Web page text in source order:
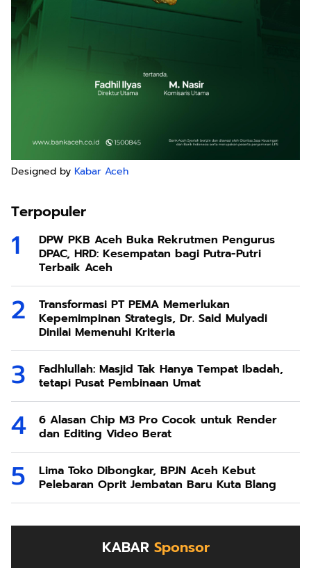
Designed by Kabar Aceh
Terpopuler
DPW PKB Aceh Buka Rekrutmen Pengurus
DPAC, HRD: Kesempatan bagi Putra-Putri
Terbaik Aceh
Transformasi PT PEMA Memerlukan
Kepemimpinan Strategis, Dr. Said Mulyadi
Dinilai Memenuhi Kriteria
Fadhlullah: Masjid Tak Hanya Tempat Ibadah,
tetapi Pusat Pembinaan Umat
6 Alasan Chip M3 Pro Cocok untuk Render
dan Editing Video Berat
Lima Toko Dibongkar, BPJN Aceh Kebut
Pelebaran Oprit Jembatan Baru Kuta Blang
KABAR Sponsor